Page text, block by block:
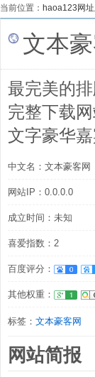
当前位置： haoa123网
文本
最完美的
完整下载
文字豪华
中文名：文本豪客网
网站IP：0.0.0.0
成立时间：未知
喜爱指数：2
百度评分：
其他权重：
标签： 文本豪客网
网站简报